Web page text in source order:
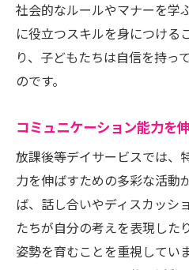
社会的なルールやマナーを学
に役立つスキルを身につける
り、子どもたちは自信を持っ
のです。
コミュニケーション能力を
放課後等デイサービスでは、
力を伸ばすための多彩な活動
ば、話し合いやディスカッシ
たちが自分の考えを表現した
姿勢を育むことを重視してい